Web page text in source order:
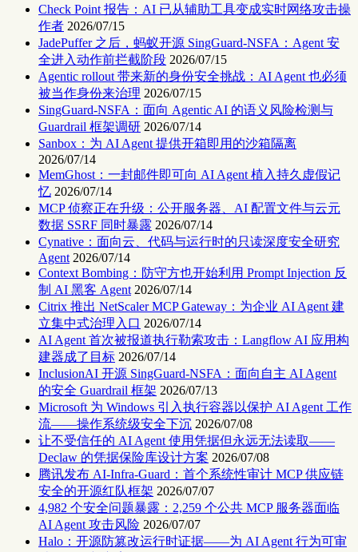
Check Point 报告：AI 已从辅助工具变成实时网络攻击操
作者 2026/07/15
JadePuffer 之后，蚂蚁开源 SingGuard-NSFA：Agent 安
全进入动作前拦截阶段 2026/07/15
Agentic rollout 带来新的身份安全挑战：AI Agent 也必须
被当作身份来治理 2026/07/15
SingGuard-NSFA：面向 Agentic AI 的语义风险检测与
Guardrail 框架调研 2026/07/14
Sanbox：为 AI Agent 提供开箱即用的沙箱隔离
2026/07/14
MemGhost：一封邮件即可向 AI Agent 植入持久虚假记
忆 2026/07/14
MCP 侦察正在升级：公开服务器、AI 配置文件与云元
数据 SSRF 同时暴露 2026/07/14
Cynative：面向云、代码与运行时的只读深度安全研究
Agent 2026/07/14
Context Bombing：防守方也开始利用 Prompt Injection 反
制 AI 黑客 Agent 2026/07/14
Citrix 推出 NetScaler MCP Gateway：为企业 AI Agent 建
立集中式治理入口 2026/07/14
AI Agent 首次被报道执行勒索攻击：Langflow AI 应用构
建器成了目标 2026/07/14
InclusionAI 开源 SingGuard-NSFA：面向自主 AI Agent
的安全 Guardrail 框架 2026/07/13
Microsoft 为 Windows 引入执行容器以保护 AI Agent 工作
流——操作系统级安全下沉 2026/07/08
让不受信任的 AI Agent 使用凭据但永远无法读取——
Declaw 的凭据保险库设计方案 2026/07/08
腾讯发布 AI-Infra-Guard：首个系统性审计 MCP 供应链
安全的开源红队框架 2026/07/07
4,982 个安全问题暴露：2,259 个公共 MCP 服务器面临
AI Agent 攻击风险 2026/07/07
Halo：开源防篡改运行时证据——为 AI Agent 行为可审